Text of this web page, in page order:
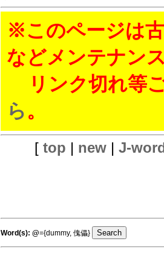
※このページは
などメンテナン
リンク切れ等
ら。
[ top | new| J-
Word(s): @={dummy, 傀儡}